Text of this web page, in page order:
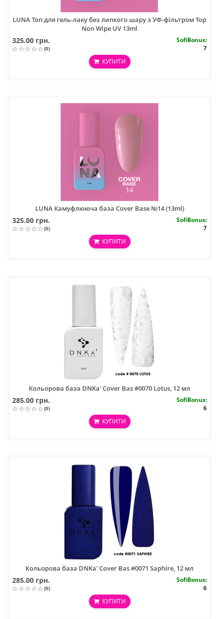
LUNA Топ для гель-лаку без липкого шару з УФ-фільтром Top
Non Wipe UV 13ml
325.00 грн.
(0)
SofiBonus:
7
КУПИТИ
LUNA Камуфлююча база Cover Base №14 (13ml)
325.00 грн.
(0)
SofiBonus:
7
КУПИТИ
Кольорова база DNKa' Cover Bas #0070 Lotus, 12 мл
285.00 грн.
(0)
SofiBonus:
6
КУПИТИ
Кольорова база DNKa' Cover Bas #0071 Saphire, 12 мл
285.00 грн.
(0)
SofiBonus:
6
КУПИТИ